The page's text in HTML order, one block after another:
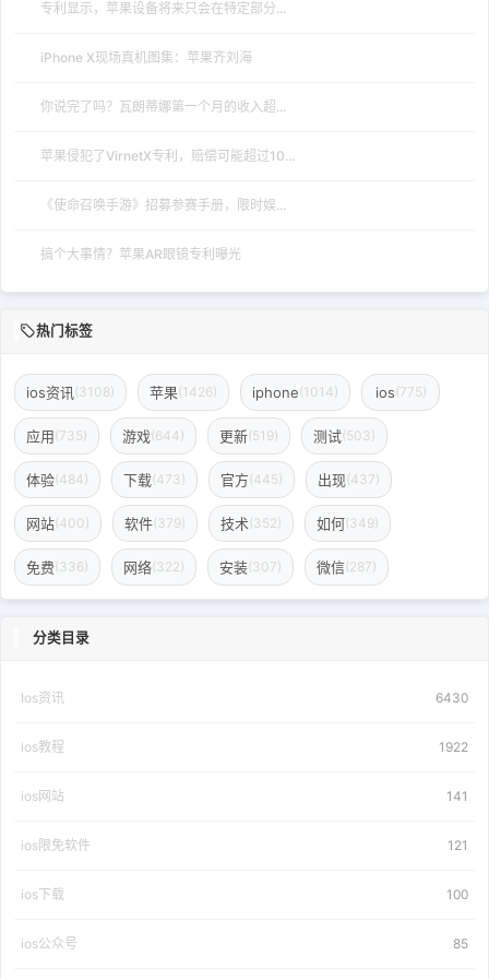
专利显示，苹果设备将来只会在特定部分...
iPhone X现场真机图集：苹果齐刘海
你说完了吗？瓦朗蒂娜第一个月的收入超...
苹果侵犯了VirnetX专利，赔偿可能超过10...
《使命召唤手游》招募参赛手册，限时娱...
搞个大事情？苹果AR眼镜专利曝光
热门标签
ios资讯 (3108) 苹果(1426) iphone(1014) ios(775)
应用(735) 游戏(644) 更新(519) 测试(503)
体验(484) 下载(473) 官方(445) 出现(437)
网站(400) 软件(379) 技术(352) 如何(349)
免费(336) 网络(322) 安装(307) 微信(287)
分类目录
Ios资讯 6430
ios教程 1922
ios网站 141
ios限免软件 121
ios下载 100
ios公众号 85